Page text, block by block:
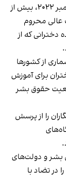
آموزش دانشگاهی زنان از سوی طالبان در دسامبر ۲۰۲۲، بیش از
عالی محروم
که از
از کشورها
برای آموزش
حقوق بشر
را از پرسش
بشر و دولت‌های
در تضاد با